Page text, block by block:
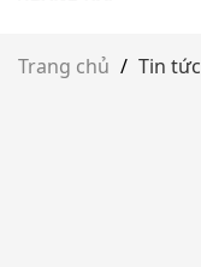
Trang chủ / Tin tức